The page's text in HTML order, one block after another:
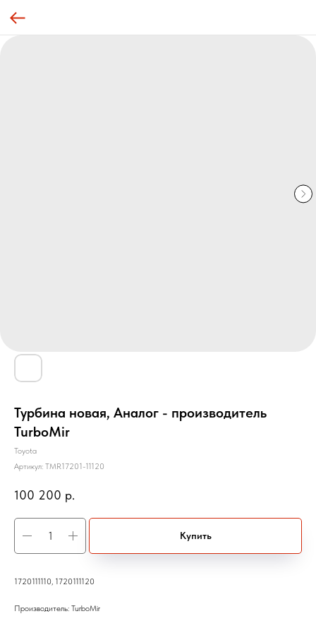
Турбина новая, Аналог - производитель
TurboMir
Toyota
Артикул: TMR17201-11120
100 200 р.
Купить
1720111110, 1720111120
Производитель: TurboMir